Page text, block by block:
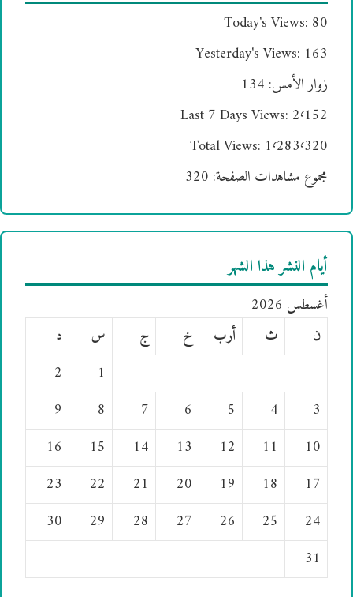
Today's Views: 80
Yesterday's Views: 163
زوار الأمس: 134
Last 7 Days Views: 2٬152
Total Views: 1٬283٬320
مجموع مشاهدات الصفحة: 320
أيام النشر هذا الشهر
أغسطس 2026
ن
ث أرب خ ج س
د
1
2
3
4
5
6
7
8
9
10
11
12
13
14
15
16
17
18
19
20
21
22
23
24
25
26
27
28
29
30
31